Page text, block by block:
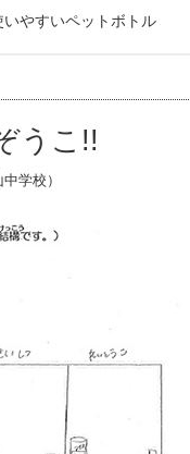
やすいペットボトル
うこ!!
学校）